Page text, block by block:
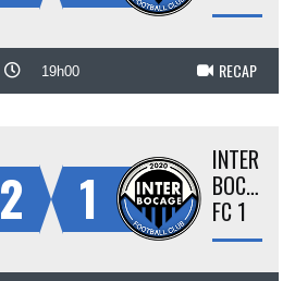
19h00 RECAP
2 1
INTER
BOCAGE
FC 1